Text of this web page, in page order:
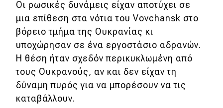
MOTO
Μεταχειρισμένο
Οδηγός αγοράς
Συμβουλές
Οι ρωσικές δυνάμεις είχαν αποτύχει σε
μια επίθεση στα νότια του Vovchansk στο
βόρειο τμήμα της Ουκρανίας κι
υποχώρησαν σε ένα εργοστάσιο αδρανών.
Η θέση ήταν σχεδόν περικυκλωμένη από
τους Ουκρανούς, αν και δεν είχαν τη
δύναμη πυρός για να μπορέσουν να τις
καταβάλλουν.